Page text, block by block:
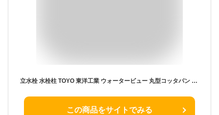
立水栓 水栓柱 TOYO 東洋工業 ウォータービュー 丸型コッタパン 全3色 COTTA 屋外 外で使う 水道 おしゃれ レンガ調 庭 玄関 水回り 新居 新築
この商品をサイトでみる